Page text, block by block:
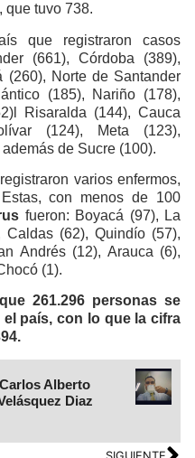
tuvo 738.
que registraron casos
(661), Córdoba (389),
(260), Norte de Santander
(185), Nariño (178),
Risaralda (144), Cauca
(124), Meta (123),
de Sucre (100).
varios enfermos,
con menos de 100
fueron: Boyacá (97), La
Caldas (62), Quindío (57),
Andrés (12), Arauca (6),
(1).
que 261.296 personas se
país, con lo que la cifra
Carlos Alberto
Diaz